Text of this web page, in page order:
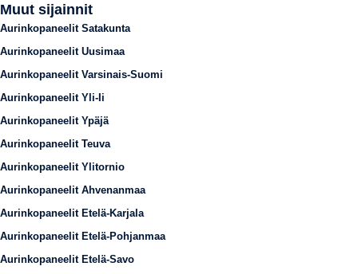
Muut sijainnit
Aurinkopaneelit Satakunta
Aurinkopaneelit Uusimaa
Aurinkopaneelit Varsinais-Suomi
Aurinkopaneelit Yli-Ii
Aurinkopaneelit Ypäjä
Aurinkopaneelit Teuva
Aurinkopaneelit Ylitornio
Aurinkopaneelit Ahvenanmaa
Aurinkopaneelit Etelä-Karjala
Aurinkopaneelit Etelä-Pohjanmaa
Aurinkopaneelit Etelä-Savo